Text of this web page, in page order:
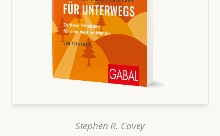
Stephen R. Covey